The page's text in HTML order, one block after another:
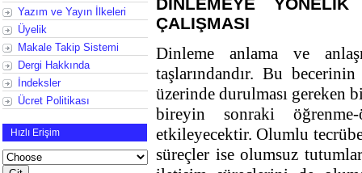
Yazım ve Yayın İlkeleri
Üyelik
Makale Takip Sistemi
Dergi Hakkında
İndeksler
Ücret Politikası
Hızlı Erişim
ÇALIŞMASI
Dinleme anlama ve
taşlarındandır. Bu
üzerinde durulması gereken
bireyin sonraki
etkileyecektir. Olumlu
süreçler ise olumsuz